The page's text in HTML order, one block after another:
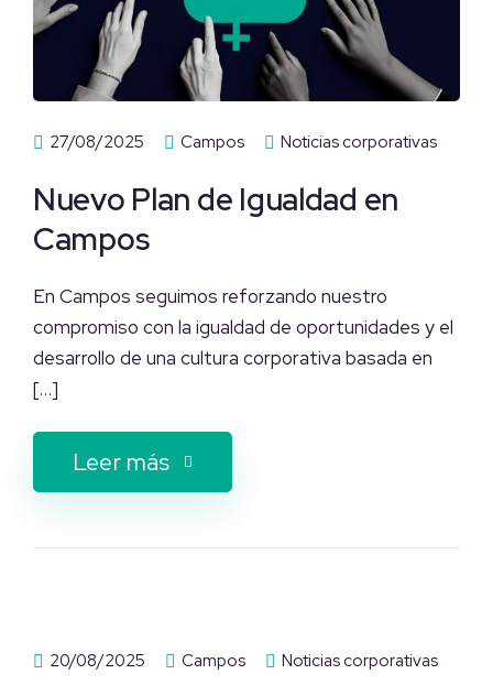
27/08/2025 Campos Noticias corporativas
Nuevo Plan de Igualdad en
Campos
En Campos seguimos reforzando nuestro
compromiso con la igualdad de oportunidades y el
desarrollo de una cultura corporativa basada en
[…]
Leer más
20/08/2025 Campos Noticias corporativas